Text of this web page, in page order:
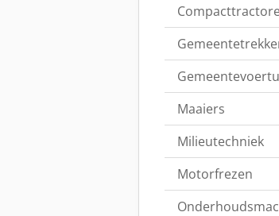
Maaiers
Milieutechniek
Motorfrezen